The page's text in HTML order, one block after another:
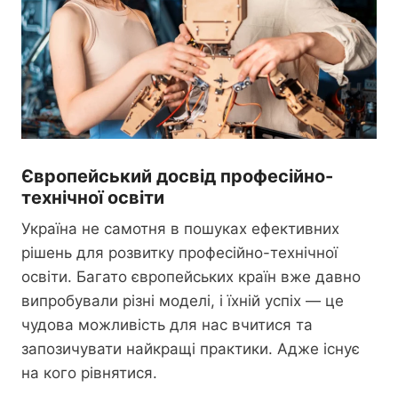
Європейський досвід професійно-
технічної освіти
Україна не самотня в пошуках ефективних
рішень для розвитку професійно-технічної
освіти. Багато європейських країн вже давно
випробували різні моделі, і їхній успіх — це
чудова можливість для нас вчитися та
запозичувати найкращі практики. Адже існує
на кого рівнятися.